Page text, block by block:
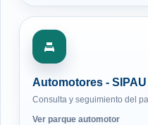
Automotores - SIPAU
Consulta y seguimiento del
Ver parque automotor